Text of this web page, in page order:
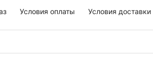
Условия оплаты Условия доставки